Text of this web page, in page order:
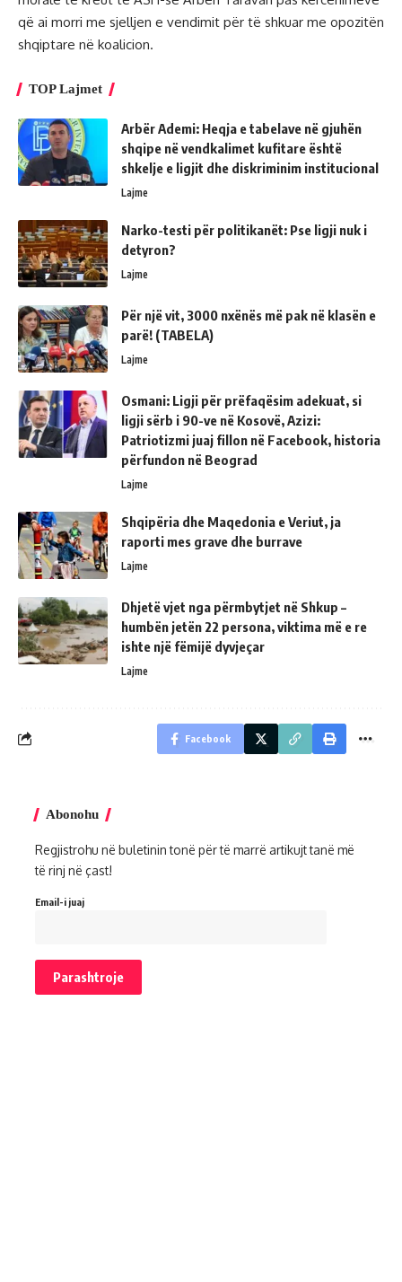
që ai morri me sjelljen e vendimit për të shkuar me opozitën
shqiptare në koalicion.
TOP Lajmet
Arbër Ademi: Heqja e tabelave në gjuhën
shqipe në vendkalimet kufitare është
shkelje e ligjit dhe diskriminim institucional
Lajme
Narko-testi për politikanët: Pse ligji nuk i
detyron?
Lajme
Për një vit, 3000 nxënës më pak në klasën e
parë! (TABELA)
Lajme
Osmani: Ligji për prëfaqësim adekuat, si
ligji sërb i 90-ve në Kosovë, Azizi:
Patriotizmi juaj fillon në Facebook, historia
përfundon në Beograd
Lajme
Shqipëria dhe Maqedonia e Veriut, ja
raporti mes grave dhe burrave
Lajme
Dhjetë vjet nga përmbytjet në Shkup –
humbën jetën 22 persona, viktima më e re
ishte një fëmijë dyvjeçar
Lajme
Facebook
Abonohu
Regjistrohu në buletinin tonë për të marrë artikujt tanë më
të rinj në çast!
Email-i juaj